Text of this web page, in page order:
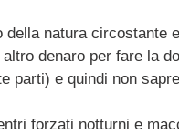
della natura circostante
denaro per fare la
parti) e quindi non
forzati notturni e